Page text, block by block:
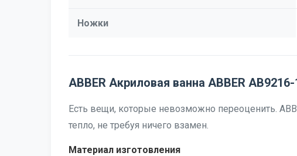
Ножки
ABBER Акриловая ванна ABBER
Есть вещи, которые невозможно переоценить.
тепло, не требуя ничего взамен.
Материал изготовления